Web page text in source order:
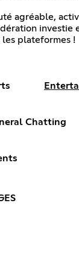
agréable,
investie
les plateformes !
Chatting